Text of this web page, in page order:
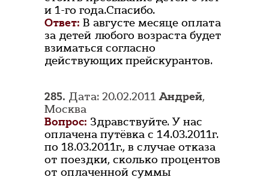
и 1-го года.Спасибо.
Ответ: В августе месяце оплата
за детей любого возраста будет
взиматься согласно
действующих прейскурантов.
285. Дата: 20.02.2011Андрей,
Москва
Вопрос: Здравствуйте. У нас
оплачена путёвка с 14.03.2011г.
по 18.03.2011г., в случае отказа
от поездки, сколько процентов
от оплаченной суммы